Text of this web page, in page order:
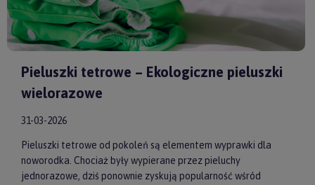
Pieluszki tetrowe – Ekologiczne pieluszki
wielorazowe
31-03-2026
Pieluszki tetrowe od pokoleń są elementem wyprawki dla
noworodka. Chociaż były wypierane przez pieluchy
jednorazowe, dziś ponownie zyskują popularność wśród